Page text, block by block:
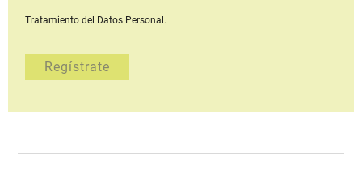
Tratamiento del Datos Personal.